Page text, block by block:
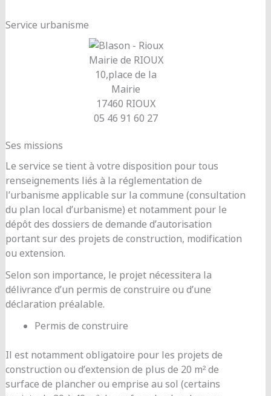
Service urbanisme
Mairie de RIOUX
10,place de la
Mairie
17460 RIOUX
05 46 91 60 27
Ses missions
Le service se tient à votre disposition pour tous
renseignements liés à la réglementation de
l’urbanisme applicable sur la commune (consultation
du plan local d’urbanisme) et notamment pour le
dépôt des dossiers de demande d’autorisation
portant sur des projets de construction, modification
ou extension.
Selon son importance, le projet nécessitera la
délivrance d’un permis de construire ou d’une
déclaration préalable.
Permis de construire
Il est notamment obligatoire pour les projets de
construction ou d’extension de plus de 20 m² de
surface de plancher ou emprise au sol (certains